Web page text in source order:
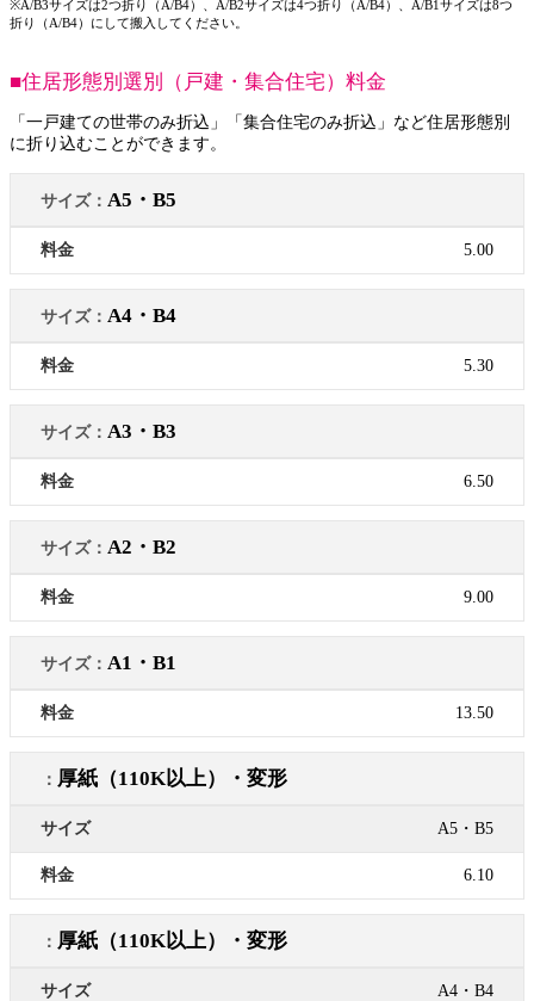
※A/B3サイズは2つ折り（A/B4）、A/B2サイズは4つ折り（A/B4）、A/B1サイズは8つ
折り（A/B4）にして搬入してください。
■住居形態別選別（戸建・集合住宅）料金
「一戸建ての世帯のみ折込」「集合住宅のみ折込」など住居形態別
に折り込むことができます。
A5・B5
5.00
A4・B4
5.30
A3・B3
6.50
A2・B2
9.00
A1・B1
13.50
厚紙（110K以上）・変形
A5・B5
6.10
厚紙（110K以上）・変形
A4・B4